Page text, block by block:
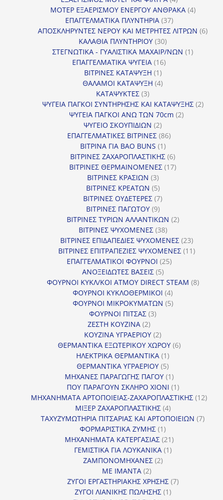
προϊόντα
ΜΟΤΕΡ ΕΞΑΕΡΙΣΜΟΥ ΕΝΕΡΓΟΥ ΑΝΘΡΑΚΑ 44
ΕΠΑΓΓΕΛΜΑΤΙΚΑ ΠΛΥΝΤΗΡΙΑ 3737
προϊόντα
ΑΠΟΣΚΛΗΡΥΝΤΕΣ ΝΕΡΟΥ ΚΑΙ ΜΕΤΡΗΤΕΣ ΛΙΤΡΩΝ 66
ΚΑΛΑΘΙΑ ΠΛΥΝΤΗΡΙΟΥ 3030
προϊόντα
ΣΤΕΓΝΩΤΙΚΑ - ΓΥΑΛΙΣΤΙΚΑ ΜΑΧΑΙΡ/ΝΩΝ 11
ΕΠΑΓΓΕΛΜΑΤΙΚΑ ΨΥΓΕΙΑ 1616
ΒΙΤΡΙΝΕΣ ΚΑΤΑΨΥΞΗ 11
προϊόν
ΘΑΛΑΜΟΙ ΚΑΤΑΨΥΞΗ 44
ΚΑΤΑΨΥΚΤΕΣ 33
προϊόντα
ΨΥΓΕΙΑ ΠΑΓΚΟΙ ΣΥΝΤΗΡΗΣΗΣ ΚΑΙ ΚΑΤΑΨΥΞΗΣ 22
ΨΥΓΕΙΑ ΠΑΓΚΟΙ ΑΝΩ ΤΩΝ 70cm 22
ΨΥΓΕΙΟ ΣΚΟΥΠΙΔΙΩΝ 22
προϊόντα
ΕΠΑΓΓΕΛΜΑΤΙΚΕΣ ΒΙΤΡΙΝΕΣ 8686
ΒΙΤΡΙΝΑ ΓΙΑ BAO BUNS 11
προϊόν
ΒΙΤΡΙΝΕΣ ΖΑΧΑΡΟΠΛΑΣΤΙΚΗΣ 66
προϊόντα
ΒΙΤΡΙΝΕΣ ΘΕΡΜΑΙΝΟΜΕΝΕΣ 1717
ΒΙΤΡΙΝΕΣ ΚΡΑΣΙΩΝ 33
προϊόντα
ΒΙΤΡΙΝΕΣ ΚΡΕΑΤΩΝ 55
προϊόντα
ΒΙΤΡΙΝΕΣ ΟΥΔΕΤΕΡΕΣ 77
ΒΙΤΡΙΝΕΣ ΠΑΓΩΤΟΥ 99
προϊόντα
ΒΙΤΡΙΝΕΣ ΤΥΡΙΩΝ ΑΛΛΑΝΤΙΚΩΝ 22
ΒΙΤΡΙΝΕΣ ΨΥΧΟΜΕΝΕΣ 3838
προϊόντα
ΒΙΤΡΙΝΕΣ ΕΠΙΔΑΠΕΔΙΕΣ ΨΥΧΟΜΕΝΕΣ 2323
προϊόντα
ΒΙΤΡΙΝΕΣ ΕΠΙΤΡΑΠΕΖΙΕΣ ΨΥΧΟΜΕΝΕΣ 1111
ΕΠΑΓΓΕΛΜΑΤΙΚΟΙ ΦΟΥΡΝΟΙ 2525
ΑΝΟΞΕΙΔΩΤΕΣ ΒΑΣΕΙΣ 55
προϊόντα
ΦΟΥΡΝΟΙ ΚΥΚΛ/ΚΟΙ ΑΤΜΟΥ DIRECT STEAM 88
ΦΟΥΡΝΟΙ ΚΥΚΛΟΘΕΡΜΙΚΟΙ 44
προϊόντα
ΦΟΥΡΝΟΙ ΜΙΚΡΟΚΥΜΑΤΩΝ 55
ΦΟΥΡΝΟΙ ΠΙΤΣΑΣ 33
ΖΕΣΤΗ ΚΟΥΖΙΝΑ 22
προϊόντα
ΚΟΥΖΙΝΑ ΥΓΡΑΕΡΙΟΥ 22
προϊόντα
ΘΕΡΜΑΝΤΙΚΑ ΕΞΩΤΕΡΙΚΟΥ ΧΩΡΟΥ 66
ΗΛΕΚΤΡΙΚΑ ΘΕΡΜΑΝΤΙΚΑ 11
προϊόν
ΘΕΡΜΑΝΤΙΚΑ ΥΓΡΑΕΡΙΟΥ 55
προϊόντα
ΜΗΧΑΝΕΣ ΠΑΡΑΓΩΓΗΣ ΠΑΓΟΥ 11
προϊόν
ΠΟΥ ΠΑΡΑΓΟΥΝ ΣΚΛΗΡΟ ΧΙΟΝΙ 11
προϊόν
ΜΗΧΑΝΗΜΑΤΑ ΑΡΤΟΠΟΙΕΙΑΣ-ΖΑΧΑΡΟΠΛΑΣΤΙΚΗΣ 1212
ΜΙΞΕΡ ΖΑΧΑΡΟΠΛΑΣΤΙΚΗΣ 44
προϊόντα
ΤΑΧΥΖΥΜΩΤΗΡΙΑ ΠΙΤΣΑΡΙΑΣ ΚΑΙ ΑΡΤΟΠΟΙΕΙΩΝ 77
ΦΟΡΜΑΡΙΣΤΙΚΑ ΖΥΜΗΣ 11
προϊόν
ΜΗΧΑΝΗΜΑΤΑ ΚΑΤΕΡΓΑΣΙΑΣ 2121
προϊόντα
ΓΕΜΙΣΤΙΚΑ ΓΙΑ ΛΟΥΚΑΝΙΚΑ 11
ΖΑΜΠΟΝΟΜΗΧΑΝΕΣ 22
ΜΕ ΙΜΑΝΤΑ 22
προϊόντα
ΖΥΓΟΙ ΕΡΓΑΣΤΗΡΙΑΚΗΣ ΧΡΗΣΗΣ 77
ΖΥΓΟΙ ΛΙΑΝΙΚΗΣ ΠΩΛΗΣΗΣ 11